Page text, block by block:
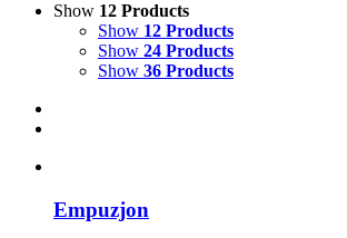
Show 12 Products
Show 12 Products
Show 24 Products
Show 36 Products
Empuzjon